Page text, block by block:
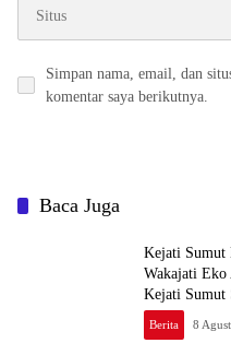
Simpan nama, email, dan
komentar saya berikutnya.
Baca Juga
Kejati Sumut
Wakajati Eko
Kejati Sumut
Di Kejari
Berita 8